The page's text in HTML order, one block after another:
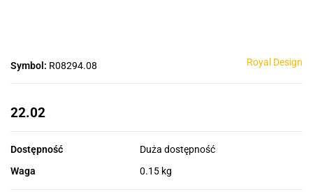
Symbol: R08294.08 Royal Design
22.02
Dostępność
Duża dostępność
Waga
0.15 kg